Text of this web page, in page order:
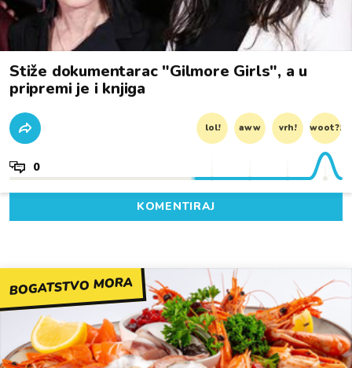
Stiže dokumentarac "Gilmore Girls", a u
pripremi je i knjiga
lol! aww vrh! woot?!
0
KOMENTIRAJ
BOGATSTVO MORA